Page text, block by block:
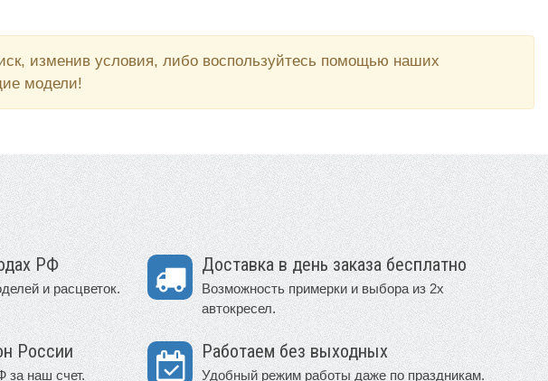
изменив условия, либо воспользуйтесь помощью наших
модели!
РФ
и расцветок.
Доставка в день заказа бесплатно
Возможность примерки и выбора из 2х
автокресел.
России
за наш счет.
Работаем без выходных
Удобный режим работы даже по праздникам.